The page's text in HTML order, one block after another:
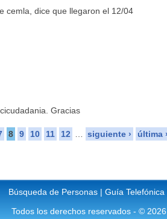
cemla, dice que llegaron el 12/04
Gracias
8 9 10 11 12 siguiente › última
Búsqueda de Personas |Guía Telefónica
Todos los derechos reservados - © 2026